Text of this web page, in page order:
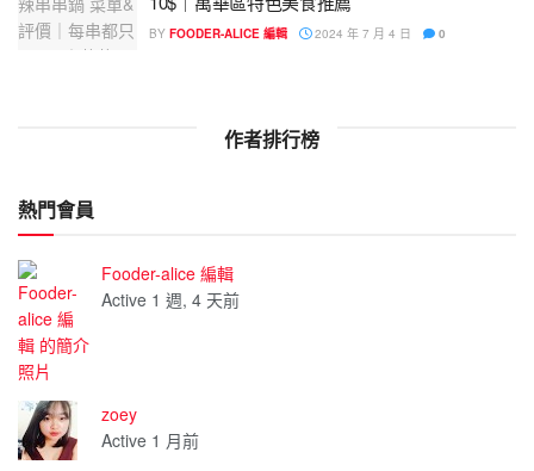
BY FOODER-ALICE 編輯 2024 年 7 月 4 日 0
作者排行榜
熱門會員
Fooder-alice 編輯
Active 1 週, 4 天前
zoey
Active 1 月前